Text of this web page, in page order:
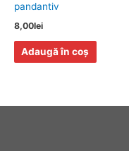
pandantiv
8,00lei
Adaugă în coș